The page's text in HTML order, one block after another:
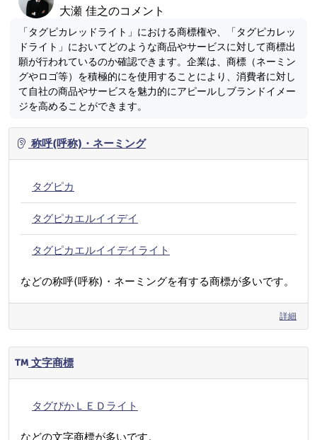
大瀬 佳之のコメント
「タグピカレッドライト」における商標権や、「タグピカレッ
ドライト」においてどのような商品やサービスに対して商標出
願が行われているのか確認できます。企業は、商標（ネーミン
グやロゴ等）を積極的にを使用することにより、消費者に対し
て自社の商品やサービスを魅力的にアピールしブランドイメー
ジを高めることができます。
称呼(呼称)・ネーミング
タグピカ
タグピカエルイイデイ
タグピカエルイイデイライト
などの称呼(呼称)・ネーミングを有する商標が多いです。
詳細
文字商標
タグぴかＬＥＤライト
などの文字商標が多いです。